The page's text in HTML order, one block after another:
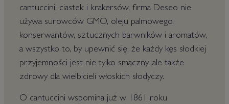
cantuccini, ciastek i krakersów, firma Deseo nie
używa surowców GMO, oleju palmowego,
konserwantów, sztucznych barwników i aromatów,
a wszystko to, by upewnić się, że każdy kęs słodkiej
przyjemności jest nie tylko smaczny, ale także
zdrowy dla wielbicieli włoskich słodyczy.
O cantuccini wspomina już w 1861 roku